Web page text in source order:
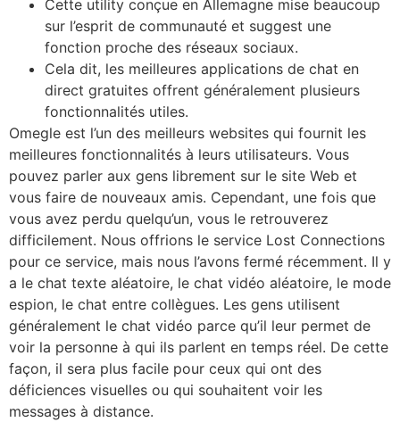
Cette utility conçue en Allemagne mise beaucoup
sur l’esprit de communauté et suggest une
fonction proche des réseaux sociaux.
Cela dit, les meilleures applications de chat en
direct gratuites offrent généralement plusieurs
fonctionnalités utiles.
Omegle est l’un des meilleurs websites qui fournit les
meilleures fonctionnalités à leurs utilisateurs. Vous
pouvez parler aux gens librement sur le site Web et
vous faire de nouveaux amis. Cependant, une fois que
vous avez perdu quelqu’un, vous le retrouverez
difficilement. Nous offrions le service Lost Connections
pour ce service, mais nous l’avons fermé récemment. Il y
a le chat texte aléatoire, le chat vidéo aléatoire, le mode
espion, le chat entre collègues. Les gens utilisent
généralement le chat vidéo parce qu’il leur permet de
voir la personne à qui ils parlent en temps réel. De cette
façon, il sera plus facile pour ceux qui ont des
déficiences visuelles ou qui souhaitent voir les
messages à distance.